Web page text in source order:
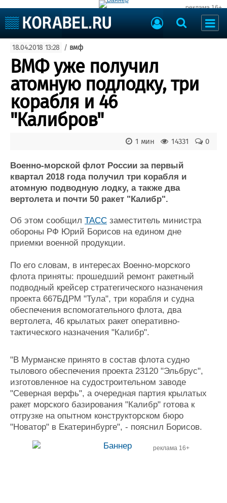
реклама 16+
Судоходство
Судоремонт
События
Пресс-релизы
Порты
Рыболовство
ВМФ
Образование
Яхты и катера
Еще
Пульс
Новости
Компании
Репутация
Крюинг
Журнал
Реклама
Доска объявлений
Продажа флота
Оборудование
Изделия
Услуги
Конференции
Выставки и семинары
Личности
Флот
Галерея флота
Форум
Отзывы
Все службы
18.04.2018 13:28 / вмф
ВМФ уже получил
атомную подлодку, три
корабля и 46
"Калибров"
0
14331
1 мин
Военно-морской флот России за первый
квартал 2018 года получил три корабля и
атомную подводную лодку, а также два
вертолета и почти 50 ракет "Калибр".
Об этом сообщил ТАСС заместитель министра
обороны РФ Юрий Борисов на едином дне
приемки военной продукции.
По его словам, в интересах Военно-морского
флота приняты: прошедший ремонт ракетный
подводный крейсер стратегического назначения
проекта 667БДРМ "Тула", три корабля и судна
обеспечения вспомогательного флота, два
вертолета, 46 крылатых ракет оперативно-
тактического назначения "Калибр".
"В Мурманске принято в состав флота судно
тылового обеспечения проекта 23120 "Эльбрус",
изготовленное на судостроительном заводе
"Северная верфь", а очередная партия крылатых
ракет морского базирования "Калибр" готова к
отгрузке на опытном конструкторском бюро
"Новатор" в Екатеринбурге", - пояснил Борисов.
реклама 16+